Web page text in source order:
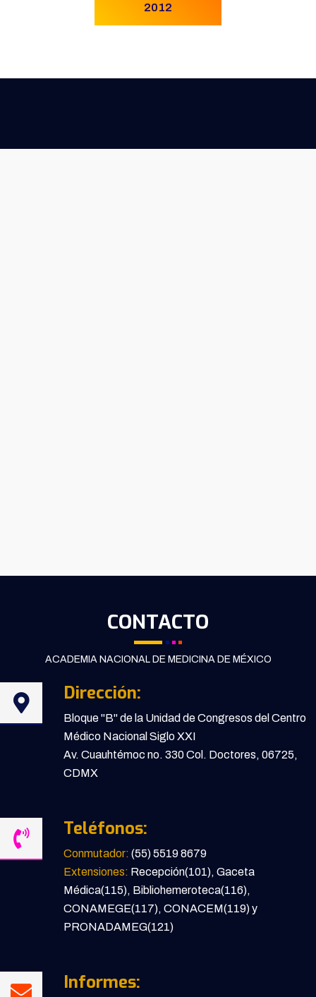
2012
CONTACTO
ACADEMIA NACIONAL DE MEDICINA DE MÉXICO
Dirección:
Bloque "B" de la Unidad de Congresos del Centro
Médico Nacional Siglo XXI
Av. Cuauhtémoc no. 330 Col. Doctores, 06725,
CDMX
Teléfonos:
Conmutador: (55) 5519 8679
Extensiones: Recepción(101), Gaceta
Médica(115), Bibliohemeroteca(116),
CONAMEGE(117), CONACEM(119) y
PRONADAMEG(121)
Informes: